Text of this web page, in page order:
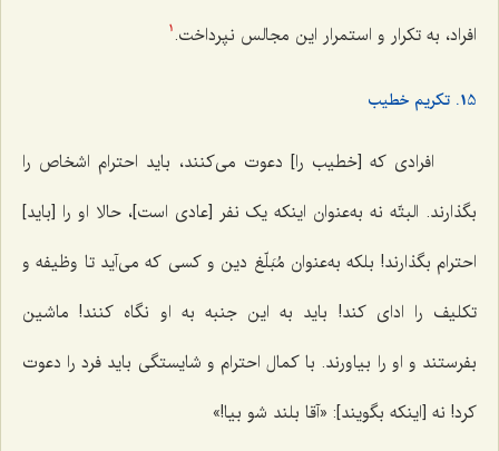
افراد، به تکرار و استمرار این مجالس نپرداخت. 1
15. تکریم خطیب
افرادی که [خطیب را] دعوت می‌کنند، باید احترام اشخاص را
بگذارند. البتّه نه به‌عنوان اینکه یک نفر [عادی است]، حالا او را [باید]
احترام بگذارند! بلکه به‌عنوان مُبَلّغ دین و کسی که می‌آید تا وظیفه و
تکلیف را ادای کند! باید به این جنبه به او نگاه کنند! ماشین
بفرستند و او را بیاورند. با کمال احترام و شایستگی باید فرد را دعوت
کرد! نه [اینکه بگویند]: «آقا بلند شو بیا!»